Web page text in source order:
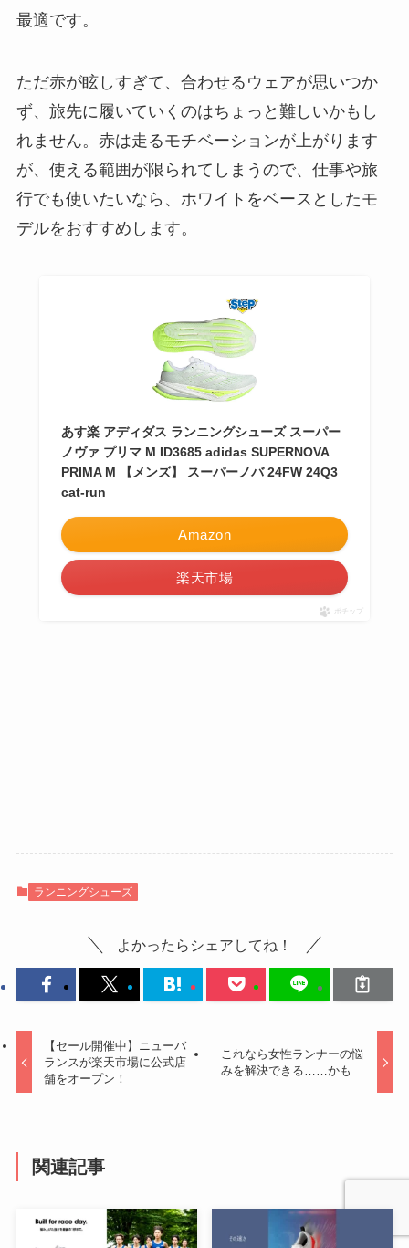
最適です。
ただ赤が眩しすぎて、合わせるウェアが思いつか
ず、旅先に履いていくのはちょっと難しいかもし
れません。赤は走るモチベーションが上がります
が、使える範囲が限られてしまうので、仕事や旅
行でも使いたいなら、ホワイトをベースとしたモ
デルをおすすめします。
あす楽 アディダス ランニングシューズ スーパー
ノヴァ プリマ M ID3685 adidas SUPERNOVA
PRIMA M 【メンズ】 スーパーノバ 24FW 24Q3
cat-run
Amazon
楽天市場
ポチップ
ランニングシューズ
よかったらシェアしてね！
【セール開催中】ニューバ
ランスが楽天市場に公式店
舗をオープン！
これなら女性ランナーの悩
みを解決できる……かも
関連記事